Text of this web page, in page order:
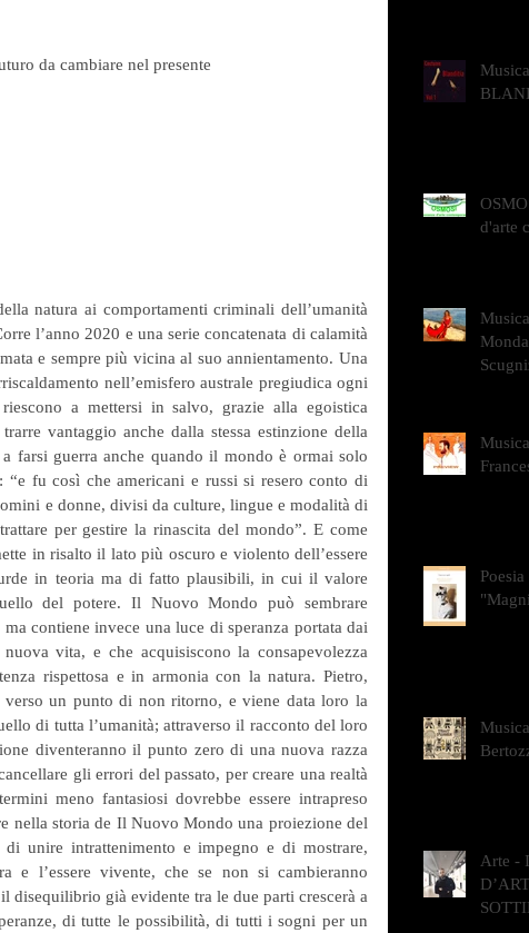
da cambiare nel presente
natura ai comportamenti criminali dell’umanità
l’anno 2020 e una serie concatenata di calamità
e sempre più vicina al suo annientamento. Una
nell’emisfero australe pregiudica ogni
a mettersi in salvo, grazie alla egoistica
vantaggio anche dalla stessa estinzione della
farsi guerra anche quando il mondo è ormai solo
“e fu così che americani e russi si resero conto di
e donne, divisi da culture, lingue e modalità di
per gestire la rinascita del mondo”. E come
in risalto il lato più oscuro e violento dell’essere
in teoria ma di fatto plausibili, in cui il valore
del potere. Il Nuovo Mondo può sembrare
contiene invece una luce di speranza portata dai
vita, e che acquisiscono la consapevolezza
rispettosa e in armonia con la natura. Pietro,
un punto di non ritorno, e viene data loro la
di tutta l’umanità; attraverso il racconto del loro
diventeranno il punto zero di una nuova razza
gli errori del passato, per creare una realtà
meno fantasiosi dovrebbe essere intrapreso
nella storia de Il Nuovo Mondo una proiezione del
unire intrattenimento e impegno e di mostrare,
e l’essere vivente, che se non si cambieranno
già evidente tra le due parti crescerà a
di tutte le possibilità, di tutti i sogni per un
d'arte
Arte - IL CRITICO